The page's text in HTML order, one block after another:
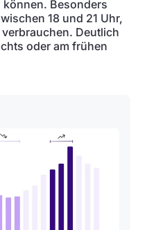
Besonders
18 und 21 Uhr,
Deutlich
oder am frühen